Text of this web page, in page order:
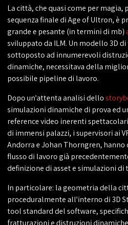
La città, che quasi come per
sequenza finale di Age of Ultron, è
grande e pesante (in termini di mb)
sviluppato da ILM. Un modello 3D
sottoposto ad innumerevoli
dinamiche, necessitava della
possibile pipeline di lavoro.
Dopo un'attenta analisi dello
simulazioni dinamiche di prova ed
reference video inerenti
di immensi palazzi, i supervisori ai
Andorra e Johan Thorngren, hanno
flusso di lavoro già
definizione di asset e simulazioni di
In particolare: la geometria della
proceduralmente all'interno di 3D
tool standard del software,
fratturazioni e distruzioni